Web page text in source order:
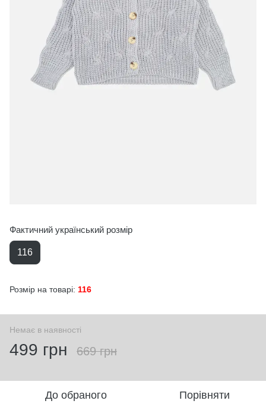
Фактичний український розмір
116
Розмір на товарі: 116
Немає в наявності
499 грн 669 грн
До обраного Порівняти